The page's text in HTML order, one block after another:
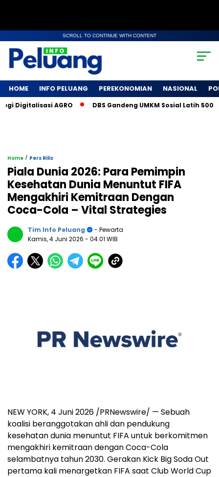
SCROLL TO CONTINUE WITH CONTENT
HOME INFO PELUANG PEREKONOMIAN NASIONAL
AGRO DBS Gandeng UMKM Sosial Latih 500
Home / Pers Rilis
Piala Dunia 2026: Para Pemimpin
Kesehatan Dunia Menuntut FIFA
Mengakhiri Kemitraan Dengan
Coca-Cola – Vital Strategies
Tim Info Peluang
- Pewarta
Kamis, 4 Juni 2026 - 04:01 WIB
NEW YORK, 4 Juni 2026 /PRNewswire/ — Sebuah
koalisi beranggotakan ahli dan pendukung
kesehatan dunia menuntut FIFA untuk berkomitmen
mengakhiri kemitraan dengan Coca-Cola
selambatnya tahun 2030. Gerakan Kick Big Soda Out
pertama kali menargetkan FIFA saat Club World Cup